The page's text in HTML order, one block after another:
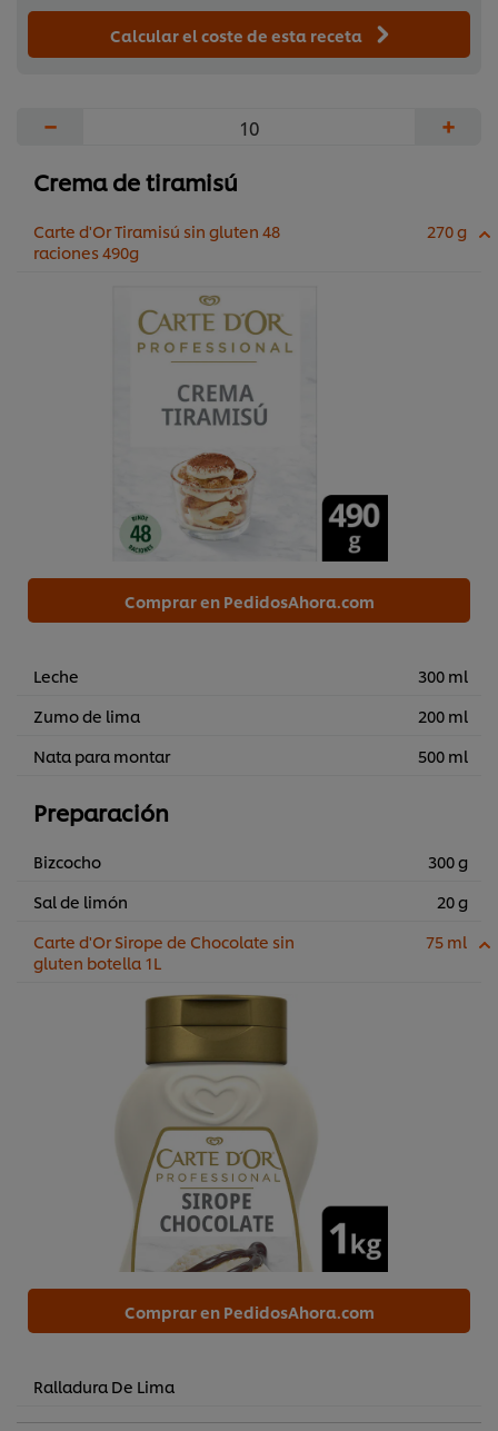
Calcular el coste de esta receta
− +
Crema de tiramisú
Carte d'Or Tiramisú sin gluten 48
raciones 490g
270 g
Comprar en PedidosAhora.com
Leche
300 ml
Zumo de lima
200 ml
Nata para montar
500 ml
Preparación
Bizcocho
300 g
Sal de limón
20 g
Carte d'Or Sirope de Chocolate sin
gluten botella 1L
75 ml
Comprar en PedidosAhora.com
Ralladura De Lima